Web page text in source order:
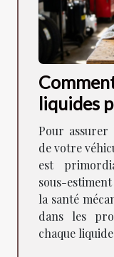
liquides
Pour
de votre
est
sous-
la santé
dans les
chaque